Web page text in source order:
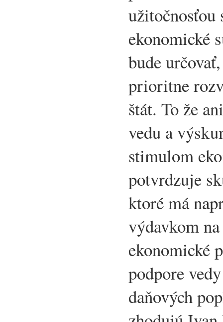
užitočnosťou
ekonomické
bude
prioritne
štát. To že
vedu a
stimulom
potvrdzuje
ktoré má
výdavkom
ekonomické
podpore
daňových